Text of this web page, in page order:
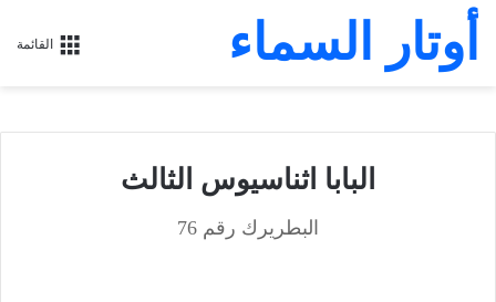
القائمة أوتار السماء
البابا اثناسيوس الثالث
البطريرك رقم 76